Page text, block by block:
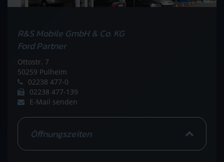
R&S Mobile GmbH & Co. KG
Ford Partner
Ottostr. 7
50259 Pulheim
02238 477-0
02238 477-139
E-Mail senden
Öffnungszeiten